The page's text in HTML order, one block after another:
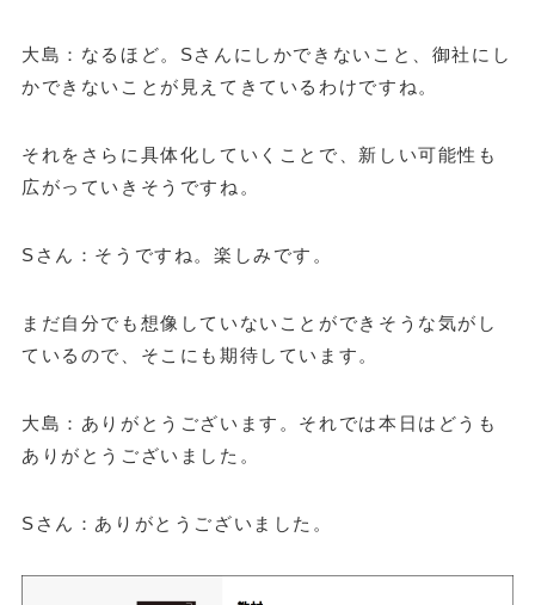
大島：なるほど。Sさんにしかできないこと、御社にし
かできないことが見えてきているわけですね。
それをさらに具体化していくことで、新しい可能性も
広がっていきそうですね。
Sさん：そうですね。楽しみです。
まだ自分でも想像していないことができそうな気がし
ているので、そこにも期待しています。
大島：ありがとうございます。それでは本日はどうも
ありがとうございました。
Sさん：ありがとうございました。